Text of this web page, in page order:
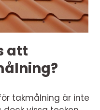
att
takmålning är inte